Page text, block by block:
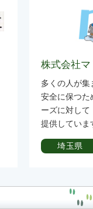
株式会社
多くの人が
安全に保つた
ーズに対し
提供していま
埼玉県